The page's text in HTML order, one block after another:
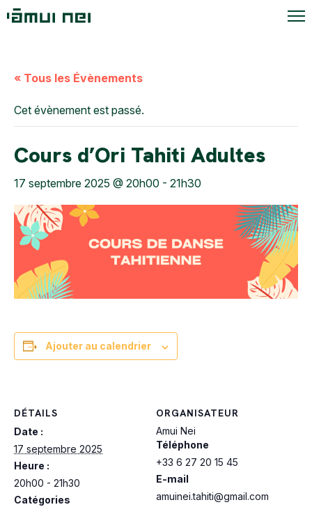
« Tous les Évènements
Cet évènement est passé.
Cours d’Ori Tahiti Adultes
17 septembre 2025 @ 20h00 - 21h30
Ajouter au calendrier
DÉTAILS
Date :
17 septembre 2025
Heure :
20h00 - 21h30
Catégories
ORGANISATEUR
Amui Nei
Téléphone
+33 6 27 20 15 45
E-mail
amuinei.tahiti@gmail.com